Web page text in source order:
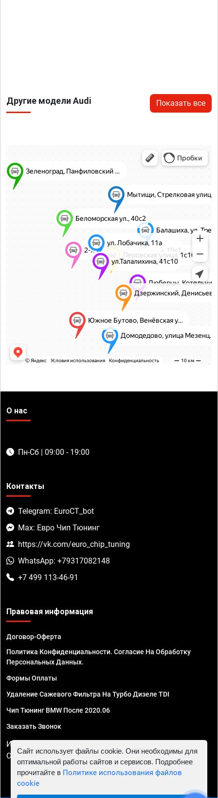
Другие модели Audi Показать все
О нас
Пн-Сб | 09:00 - 19:00
Контакты
Telegram: EuroCT_bot
Max: Евро Чип Тюнинг
https://vk.com/euro_chip_tuning
WhatsApp: +79317082148
+7 499 113-46-91
Правовая информация
Договор-Оферта
Политика Конфиденциальности. Согласие На Обработку
Персональных Данных.
Формы Оплаты
Удаление Сажевого Фильтра На Турбо Дизеле TDI
Чип Тюнинг BMW После 2020.06
Заказать Звонок
ИП Смирнов Георгий Павлович. ИНН 781302555843,
ОГРНИП 324470400032610
Сайт использует файлы cookie. Они необходимы для
оптимальной работы сайтов и сервисов. Подробнее
прочитайте в Политике использования файлов
cookie